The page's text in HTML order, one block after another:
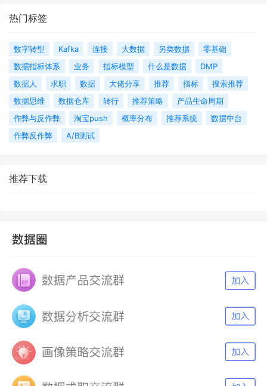
热门标签
数字转型 Kafka 连接 大数据 另类数据
零基础
数据指标体系
业务 指标模型 什么是数据
DMP
数据人
求职 数据 大佬分享 推荐 指标
搜索推荐
数据思维
数据仓库 转行 推荐策略
产品生命周期
作弊与反作弊
淘宝push 概率分布 推荐系统
数据中台
作弊反作弊
A/B测试
推荐下载